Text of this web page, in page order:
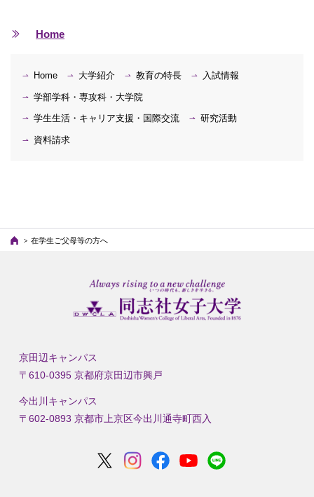
Home
Home 大学紹介 教育の特長 入試情報
学部学科・専攻科・大学院
学生生活・キャリア支援・国際交流 研究活動
資料請求
在学生ご父母等の方へ
京田辺キャンパス
〒610-0395 京都府京田辺市興戸
今出川キャンパス
〒602-0893 京都市上京区今出川通寺町西入